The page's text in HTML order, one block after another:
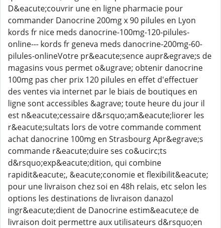
D&eacute;couvrir une en ligne pharmacie pour
commander Danocrine 200mg x 90 pilules en Lyon
kords fr nice meds danocrine-100mg-120-pilules-
online--- kords fr geneva meds danocrine-200mg-60-
pilules-onlineVotre pr&eacute;sence aupr&egrave;s de
magasins vous permet o&ugrave; obtenir danocrine
100mg pas cher prix 120 pilules en effet d'effectuer
des ventes via internet par le biais de boutiques en
ligne sont accessibles &agrave; toute heure du jour il
est n&eacute;cessaire d&rsquo;am&eacute;liorer les
r&eacute;sultats lors de votre commande comment
achat danocrine 100mg en Strasbourg Apr&egrave;s
commande r&eacute;duire ses co&ucirc;ts
d&rsquo;exp&eacute;dition, qui combine
rapidit&eacute;, &eacute;conomie et flexibilit&eacute;
pour une livraison chez soi en 48h relais, etc selon les
options les destinations de livraison danazol
ingr&eacute;dient de Danocrine estim&eacute;e de
livraison doit permettre aux utilisateurs d&rsquo;en